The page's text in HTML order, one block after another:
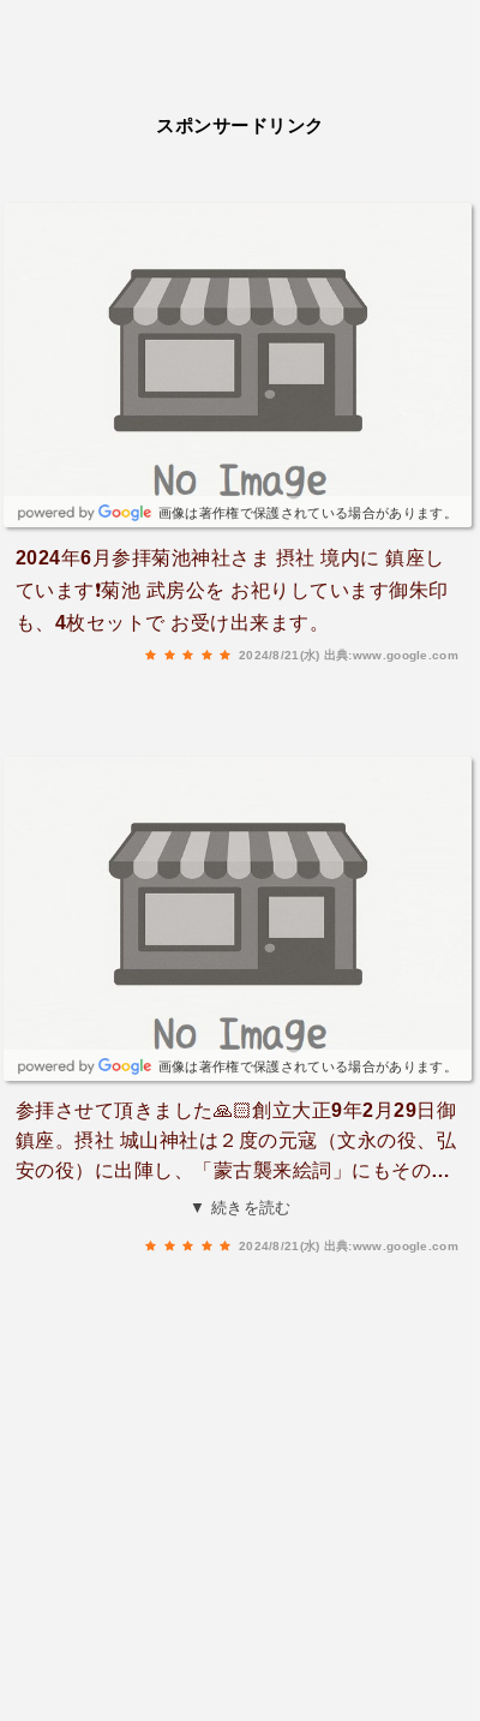
スポンサードリンク
画像は著作権で保護されている場合があります。
2024年6月参拝菊池神社さま 摂社 境内に 鎮座し
ています❗菊池 武房公を お祀りしています御朱印
も、4枚セットで お受け出来ます。
2024/8/21(水) 出典:www.google.com
画像は著作権で保護されている場合があります。
参拝させて頂きました🙏🏻創立大正9年2月29日御
鎮座。摂社 城山神社は２度の元寇（文永の役、弘
安の役）に出陣し、「蒙古襲来絵詞」にもその姿
が描かれている第１０代当主菊池武房公と、菊池
▼ 続きを読む
2024/8/21(水) 出典:www.google.com